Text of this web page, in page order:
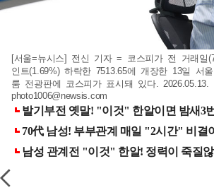
[서울=뉴시스] 전신 기자 = 코스피가 전 거래일
인트(1.69%) 하락한 7513.65에 개장한 13일 서
룸 전광판에 코스피가 표시돼 있다. 2026.05.13.
photo1006@newsis.com